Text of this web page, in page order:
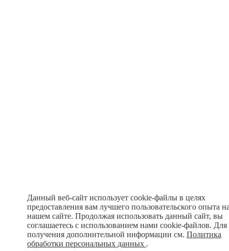
Данный веб-сайт использует cookie-файлы в целях
предоставления вам лучшего пользовательского опыта
нашем сайте. Продолжая использовать данный сайт, вы
соглашаетесь с использованием нами cookie-файлов. Для
получения дополнительной информации см.Политика
обработки персональных данных .